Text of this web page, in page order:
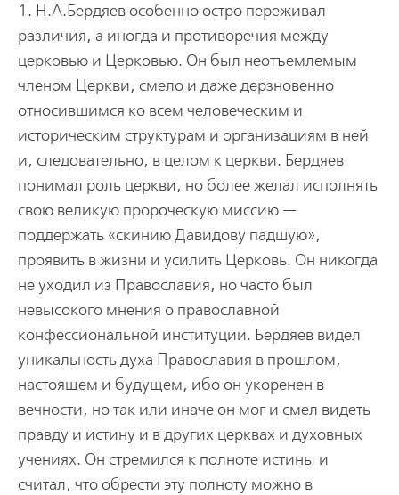
1. Н.А.Бердяев особенно остро переживал
различия, а иногда и противоречия между
церковью и Церковью. Он был неотъемлемым
членом Церкви, смело и даже дерзновенно
относившимся ко всем человеческим и
историческим структурам и организациям в ней
и, следовательно, в целом к церкви. Бердяев
понимал роль церкви, но более желал исполнять
свою великую пророческую миссию —
поддержать «скинию Давидову падшую»,
проявить в жизни и усилить Церковь. Он никогда
не уходил из Православия, но часто был
невысокого мнения о православной
конфессиональной институции. Бердяев видел
уникальность духа Православия в прошлом,
настоящем и будущем, ибо он укоренен в
вечности, но так или иначе он мог и смел видеть
правду и истину и в других церквах и духовных
учениях. Он стремился к полноте истины и
считал, что обрести эту полноту можно в